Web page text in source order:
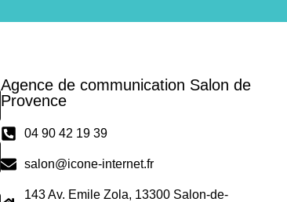
Agence de communication Salon de
Provence
04 90 42 19 39
salon@icone-internet.fr
143 Av. Emile Zola, 13300 Salon-de-